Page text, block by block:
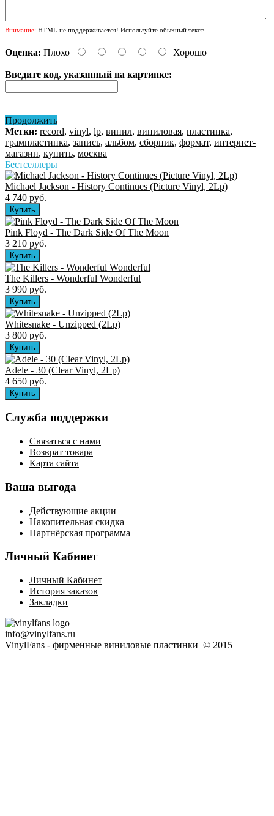
Внимание: HTML не поддерживается! Используйте обычный текст.
Оценка: Плохо Хорошо
Введите код, указанный на картинке:
Продолжить
Метки: record, vinyl, lp, винил, виниловая, пластинка,
грампластинка, запись, альбом, сборник, формат, интернет-
магазин, купить, москва
Бестселлеры
Michael Jackson - History Continues (Picture Vinyl, 2Lp)
4 740 руб.
Pink Floyd - The Dark Side Of The Moon
3 210 руб.
The Killers ‎- Wonderful Wonderful
3 990 руб.
Whitesnake - Unzipped (2Lp)
3 800 руб.
Adele - 30 (Clear Vinyl, 2Lp)
4 650 руб.
Служба поддержки
Связаться с нами
Возврат товара
Карта сайта
Ваша выгода
Действующие акции
Накопительная скидка
Партнёрская программа
Личный Кабинет
Личный Кабинет
История заказов
Закладки
info@vinylfans.ru
VinylFans - фирменные виниловые пластинки © 2015